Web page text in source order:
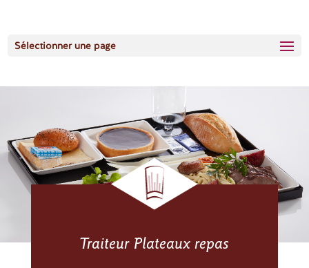
Sélectionner une page
Traiteur Plateaux repas